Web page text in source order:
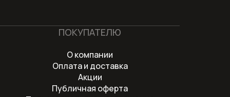
ПОКУПАТЕЛЮ
О компании
Оплата и доставка
Акции
Публичная оферта